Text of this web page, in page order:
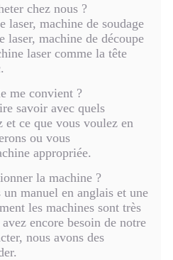
adapté au marquage de la plupart des
métaux et non-métaux
chez nous ?
laser, machine de soudage
laser, machine de découpe
laser comme la tête
me convient ?
savoir avec quels
ce que vous voulez en
ou vous
appropriée.
la machine ?
manuel en anglais et une
les machines sont très
encore besoin de notre
nous avons des